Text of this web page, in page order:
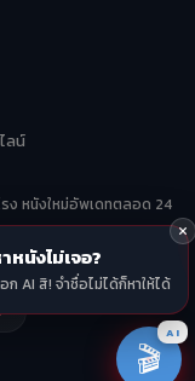
ลน์
ง หนังใหม่อัพเดทตลอด 24
หนังไม่เจอ?
ก AI สิ! จำชื่อไม่ได้ก็หาให้ได้
🎬
AI